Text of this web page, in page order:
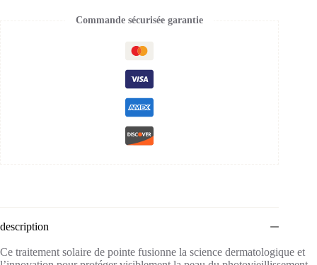
Commande sécurisée garantie
description
Ce traitement solaire de pointe fusionne la science dermatologique et